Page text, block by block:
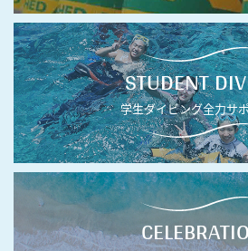
STUDENT
学生ダイビング全力サ